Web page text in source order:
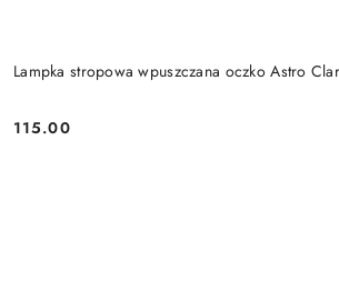
Lampka stropowa wpuszczana oczko Astro
Cena:
115.00